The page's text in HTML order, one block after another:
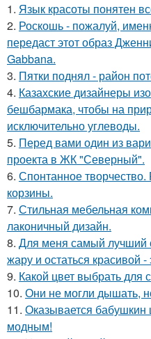
1. Язык красоты понятен
2. Роскошь - пожалуй,
передаст этот образ
Gabbana.
3. Пятки поднял - район
4. Казахские дизайнеры
бешбармака, чтобы на
исключительно углеводы.
5. Перед вами один из
проекта в ЖК "Северный".
6. Спонтанное
корзины.
7. Стильная мебельная
лаконичный дизайн.
8. Для меня самый лучший
жару и остаться красивой
9. Какой цвет выбрать для
10. Они не могли дышать,
11. Оказывается
модным!